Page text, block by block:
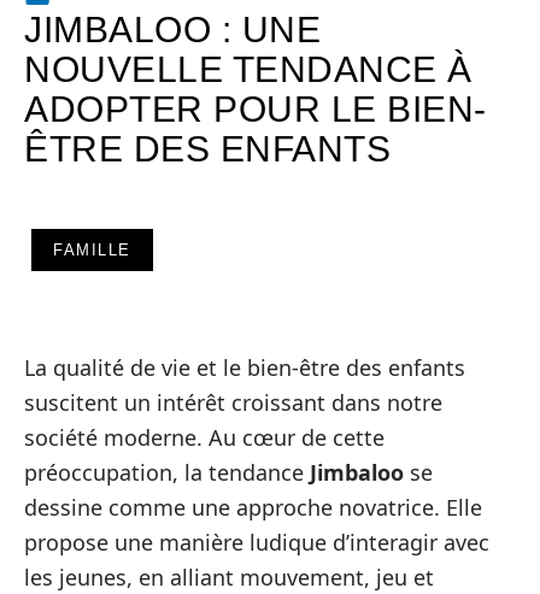
JIMBALOO : UNE
NOUVELLE TENDANCE À
ADOPTER POUR LE BIEN-
ÊTRE DES ENFANTS
FAMILLE
La qualité de vie et le bien-être des enfants
suscitent un intérêt croissant dans notre
société moderne. Au cœur de cette
préoccupation, la tendance Jimbaloo se
dessine comme une approche novatrice. Elle
propose une manière ludique d’interagir avec
les jeunes, en alliant mouvement, jeu et